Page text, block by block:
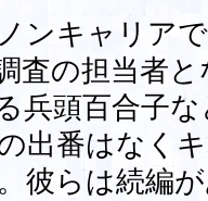
ンキャリア
査の担当者
兵頭百合子
出番はなく
彼らは続編